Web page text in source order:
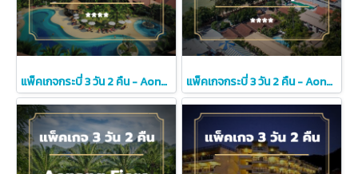
แพ็คเกจกระบี่ 3 วัน 2 คืน - Aonang Villa Resort (4-star) แพ็คเกจกระบี่ 3 วัน 2 คืน - Aonang Princeville Villa Resort & Spa (4-star)